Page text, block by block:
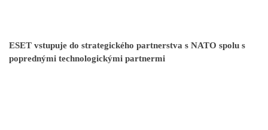
ESET vstupuje do strategického partnerstva s NATO spolu s
poprednými technologickými partnermi